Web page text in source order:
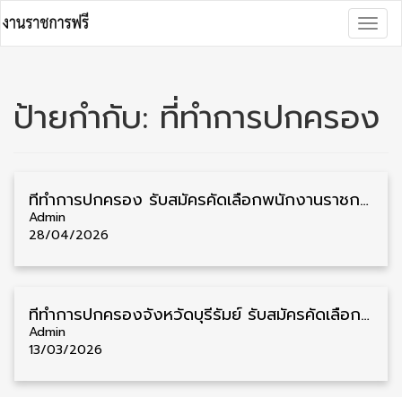
to
content
ป้ายกำกับ: ที่ทำการปกครอง
ที่ทำการปกครอง รับสมัครคัดเลือกพนักงานราชการ วุฒิ ปวส. 2 อัตรา รับสมัคร 27 เมษายน – 1 พฤษภาคม
Admin
28/04/2026
ที่ทำการปกครองจังหวัดบุรีรัมย์ รับสมัครคัดเลือกพนักงานราชการ วุฒิ ม.6/ปวส./ป.ตรี 8 อัตรา รับสมัคร 16 – 23 มีนาคม
Admin
13/03/2026